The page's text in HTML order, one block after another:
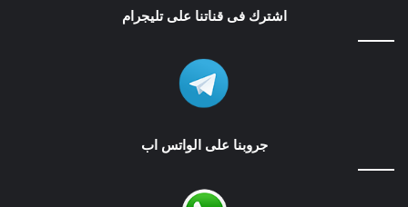
اشترك فى قناتنا على تليجرام
جروبنا على الواتس اب